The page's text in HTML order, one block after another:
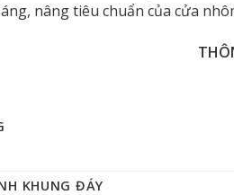
nâng tiêu chuẩn của cửa
KHUNG ĐÁY